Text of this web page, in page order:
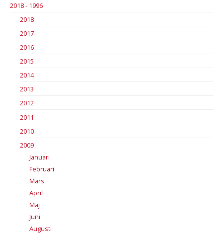
2018 - 1996
2018
2017
2016
2015
2014
2013
2012
2011
2010
2009
Januari
Februari
Mars
April
Maj
Juni
Augusti